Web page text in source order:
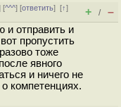
[^^^] [ответить][↑]
+ / –
и отправить и
пропустить
тоже
явного
и ничего не
компетенциях.